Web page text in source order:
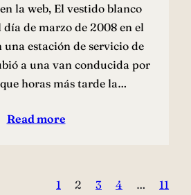
la web, El vestido blanco
de marzo de 2008 en el
una estación de servicio de
a una van conducida por
horas más tarde la…
Read more
1 2 3 4 …
11